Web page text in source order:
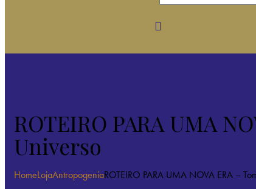
ROTEIRO PARA UMA
Universo
HomeLojaAntropogeniaROTEIRO PARA UMA NOVA ERA –